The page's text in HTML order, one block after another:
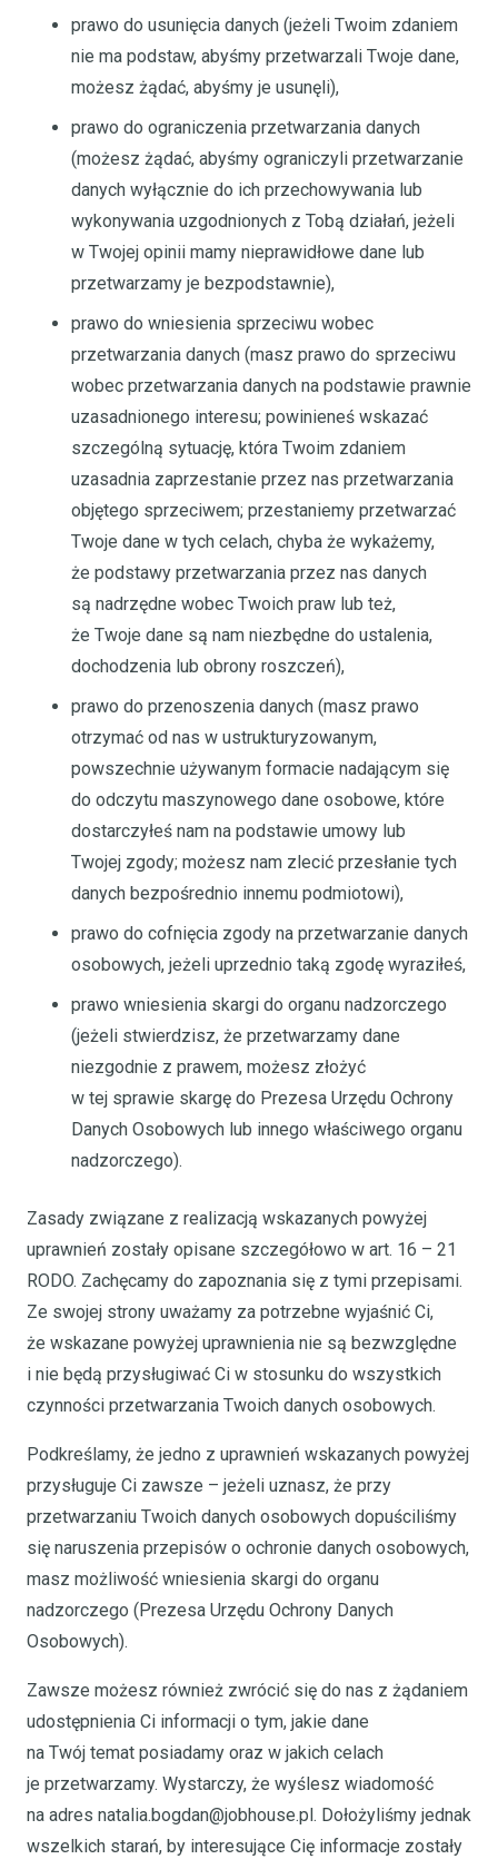
prawo do usunięcia danych (jeżeli Twoim zdaniem
nie ma podstaw, abyśmy przetwarzali Twoje dane,
możesz żądać, abyśmy je usunęli),
prawo do ograniczenia przetwarzania danych
(możesz żądać, abyśmy ograniczyli przetwarzanie
danych wyłącznie do ich przechowywania lub
wykonywania uzgodnionych z Tobą działań, jeżeli
w Twojej opinii mamy nieprawidłowe dane lub
przetwarzamy je bezpodstawnie),
prawo do wniesienia sprzeciwu wobec
przetwarzania danych (masz prawo do sprzeciwu
wobec przetwarzania danych na podstawie prawnie
uzasadnionego interesu; powinieneś wskazać
szczególną sytuację, która Twoim zdaniem
uzasadnia zaprzestanie przez nas przetwarzania
objętego sprzeciwem; przestaniemy przetwarzać
Twoje dane w tych celach, chyba że wykażemy,
że podstawy przetwarzania przez nas danych
są nadrzędne wobec Twoich praw lub też,
że Twoje dane są nam niezbędne do ustalenia,
dochodzenia lub obrony roszczeń),
prawo do przenoszenia danych (masz prawo
otrzymać od nas w ustrukturyzowanym,
powszechnie używanym formacie nadającym się
do odczytu maszynowego dane osobowe, które
dostarczyłeś nam na podstawie umowy lub
Twojej zgody; możesz nam zlecić przesłanie tych
danych bezpośrednio innemu podmiotowi),
prawo do cofnięcia zgody na przetwarzanie danych
osobowych, jeżeli uprzednio taką zgodę wyraziłeś,
prawo wniesienia skargi do organu nadzorczego
(jeżeli stwierdzisz, że przetwarzamy dane
niezgodnie z prawem, możesz złożyć
w tej sprawie skargę do Prezesa Urzędu Ochrony
Danych Osobowych lub innego właściwego organu
nadzorczego).
Zasady związane z realizacją wskazanych powyżej
uprawnień zostały opisane szczegółowo w art. 16 – 21
RODO. Zachęcamy do zapoznania się z tymi przepisami.
Ze swojej strony uważamy za potrzebne wyjaśnić Ci,
że wskazane powyżej uprawnienia nie są bezwzględne
i nie będą przysługiwać Ci w stosunku do wszystkich
czynności przetwarzania Twoich danych osobowych.
Podkreślamy, że jedno z uprawnień wskazanych powyżej
przysługuje Ci zawsze – jeżeli uznasz, że przy
przetwarzaniu Twoich danych osobowych dopuściliśmy
się naruszenia przepisów o ochronie danych osobowych,
masz możliwość wniesienia skargi do organu
nadzorczego (Prezesa Urzędu Ochrony Danych
Osobowych).
Zawsze możesz również zwrócić się do nas z żądaniem
udostępnienia Ci informacji o tym, jakie dane
na Twój temat posiadamy oraz w jakich celach
je przetwarzamy. Wystarczy, że wyślesz wiadomość
na adres natalia.bogdan@jobhouse.pl. Dołożyliśmy jednak
wszelkich starań, by interesujące Cię informacje zostały